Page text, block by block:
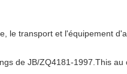
le transport et l'équipement
de JB/ZQ4181-1997.This